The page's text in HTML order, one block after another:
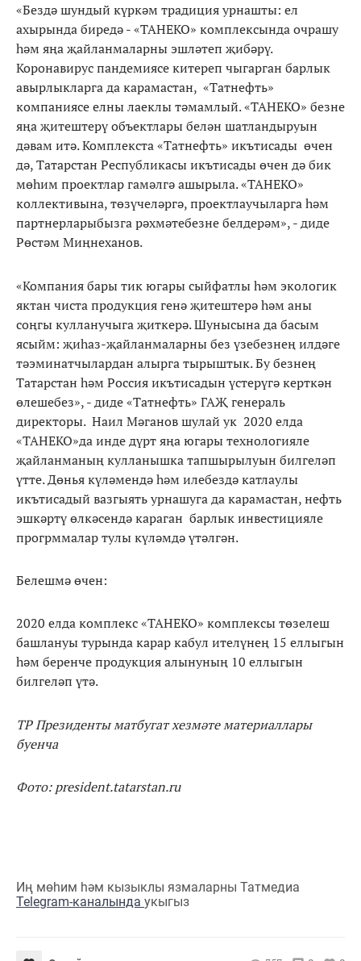
«Бездә шундый күркәм традиция урнашты: ел
ахырында биредә - «ТАНЕКО» комплексында очрашу
һәм яңа җайланмаларны эшләтеп җибәрү.
Коронавирус пандемиясе китереп чыгарган барлык
авырлыкларга да карамастан, «Татнефть»
компаниясе елны лаеклы тәмамлый. «ТАНЕКО» безне
яңа җитештерү объектлары белән шатландыруын
дәвам итә. Комплекста «Татнефть» икътисады өчен
дә, Татарстан Республикасы икътисады өчен дә бик
мөһим проектлар гамәлгә ашырыла. «ТАНЕКО»
коллективына, төзүчеләргә, проектлаучыларга һәм
партнерларыбызга рәхмәтебезне белдерәм», - диде
Рөстәм Миңнеханов.
«Компания бары тик югары сыйфатлы һәм экологик
яктан чиста продукция генә җитештерә һәм аны
соңгы кулланучыга җиткерә. Шунысына да басым
ясыйм: җиһаз-җайланмаларны без үзебезнең илдәге
тәэминатчылардан алырга тырыштык. Бу безнең
Татарстан һәм Россия икътисадын үстерүгә керткән
өлешебез», - диде «Татнефть» ГАҖ генераль
директоры. Наил Мәганов шулай ук 2020 елда
«ТАНЕКО»да инде дүрт яңа югары технологияле
җайланманың кулланышка тапшырылуын билгеләп
үтте. Дөнья күләмендә һәм илебездә катлаулы
икътисадый вазгыять урнашуга да карамастан, нефть
эшкәртү өлкәсендә караган барлык инвестицияле
прогрммалар тулы күләмдә үтәлгән.
Белешмә өчен:
2020 елда комплекс «ТАНЕКО» комплексы төзелеш
башлануы турында карар кабул ителүнең 15 еллыгын
һәм беренче продукция алынуның 10 еллыгын
билгеләп үтә.
ТР Президенты матбугат хезмәте материаллары
буенча
Фото: president.tatarstan.ru
Иң мөһим һәм кызыклы язмаларны Татмедиа
Telegram-каналында укыгыз